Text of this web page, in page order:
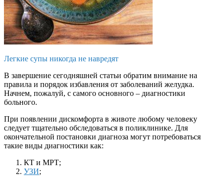
Легкие супы никогда не навредят
В завершение сегодняшней статьи обратим внимание на
правила и порядок избавления от заболеваний желудка.
Начнем, пожалуй, с самого основного – диагностики
больного.
При появлении дискомфорта в животе любому человеку
следует тщательно обследоваться в поликлинике. Для
окончательной постановки диагноза могут потребоваться
такие виды диагностики как:
КТ и МРТ;
УЗИ;